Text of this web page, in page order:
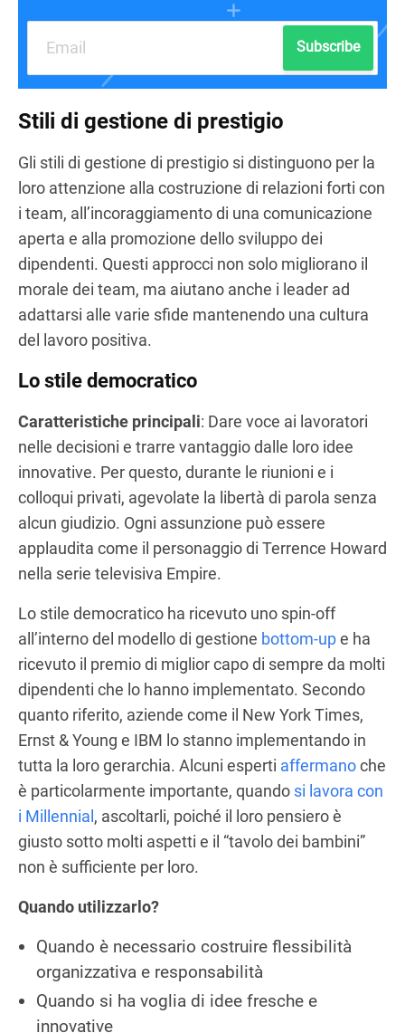
Subscribe
Stili di gestione di prestigio
Gli stili di gestione di prestigio si distinguono per la
loro attenzione alla costruzione di relazioni forti con
i team, all’incoraggiamento di una comunicazione
aperta e alla promozione dello sviluppo dei
dipendenti. Questi approcci non solo migliorano il
morale dei team, ma aiutano anche i leader ad
adattarsi alle varie sfide mantenendo una cultura
del lavoro positiva.
Lo stile democratico
Caratteristiche principali: Dare voce ai lavoratori
nelle decisioni e trarre vantaggio dalle loro idee
innovative. Per questo, durante le riunioni e i
colloqui privati, agevolate la libertà di parola senza
alcun giudizio. Ogni assunzione può essere
applaudita come il personaggio di Terrence Howard
nella serie televisiva Empire.
Lo stile democratico ha ricevuto uno spin-off
all’interno del modello di gestione bottom-upe ha
ricevuto il premio di miglior capo di sempre da molti
dipendenti che lo hanno implementato. Secondo
quanto riferito, aziende come il New York Times,
Ernst & Young e IBM lo stanno implementando in
tutta la loro gerarchia. Alcuni esperti affermanoche
è particolarmente importante, quando si lavora con
i Millennial, ascoltarli, poiché il loro pensiero è
giusto sotto molti aspetti e il “tavolo dei bambini”
non è sufficiente per loro.
Quando utilizzarlo?
Quando è necessario costruire flessibilità
organizzativa e responsabilità
Quando si ha voglia di idee fresche e
innovative